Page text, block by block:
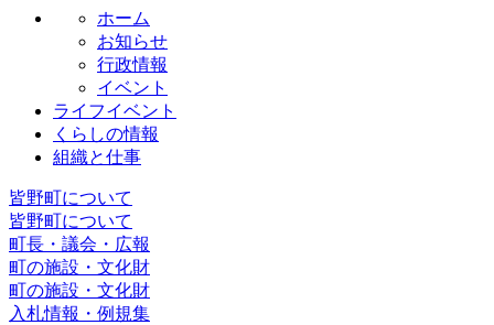
ホーム
お知らせ
行政情報
イベント
ライフイベント
くらしの情報
組織と仕事
皆野町について
皆野町について
町長・議会・広報
町の施設・文化財
町の施設・文化財
入札情報・例規集